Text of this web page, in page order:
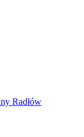
Radłów